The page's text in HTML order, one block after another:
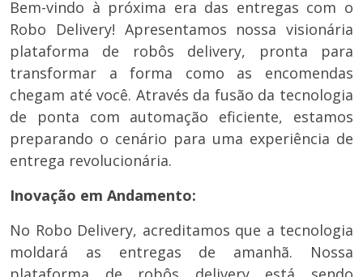
Bem-vindo à próxima era das entregas com o
Robo Delivery! Apresentamos nossa visionária
plataforma de robôs delivery, pronta para
transformar a forma como as encomendas
chegam até você. Através da fusão da tecnologia
de ponta com automação eficiente, estamos
preparando o cenário para uma experiência de
entrega revolucionária.
Inovação em Andamento:
No Robo Delivery, acreditamos que a tecnologia
moldará as entregas de amanhã. Nossa